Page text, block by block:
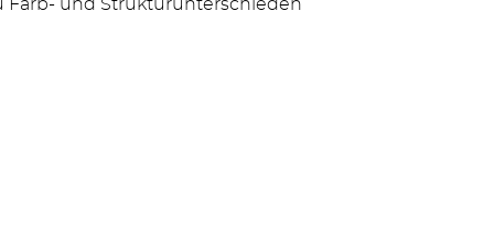
Farb- und Strukturunterschieden